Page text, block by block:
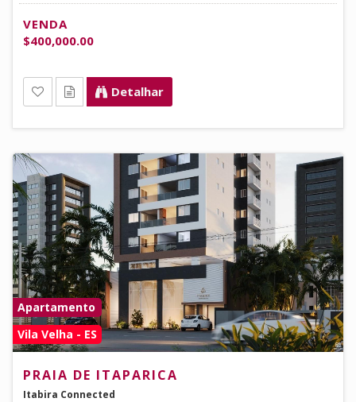
VENDA
$400,000.00
Detalhar
Apartamento
Vila Velha - ES
PRAIA DE ITAPARICA
Itabira Connected